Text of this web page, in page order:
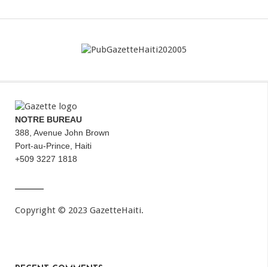
NOTRE BUREAU
388, Avenue John Brown
Port-au-Prince, Haiti
+509 3227 1818
Copyright © 2023 GazetteHaiti.